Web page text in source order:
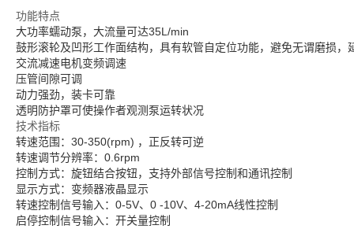
功能特点
大功率蠕动泵，大流量可达35L/min
鼓形滚轮及凹形工作面结构，具有软管自定位功能，避免无谓磨损，
交流减速电机变频调速
压管间隙可调
动力强劲，装卡可靠
透明防护罩可使操作者观测泵运转状况
技术指标
转速范围：30-350(rpm) ，正反转可逆
转速调节分辨率：0.6rpm
控制方式：旋钮结合按钮，支持外部信号控制和通讯控制
显示方式：变频器液晶显示
转速控制信号输入：0-5V、0 -10V、4-20mA线性控制
启停控制信号输入：开关量控制